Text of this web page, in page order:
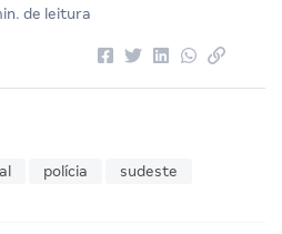
de leitura
polícia
sudeste